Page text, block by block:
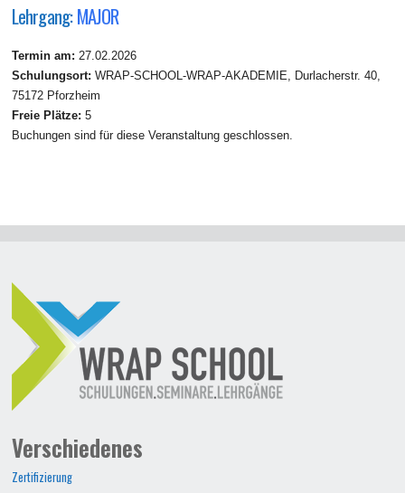
Lehrgang:MAJOR
Termin am: 27.02.2026
Schulungsort: WRAP-SCHOOL-WRAP-AKADEMIE, Durlacherstr. 40,
75172 Pforzheim
Freie Plätze: 5
Buchungen sind für diese Veranstaltung geschlossen.
Verschiedenes
Zertifizierung